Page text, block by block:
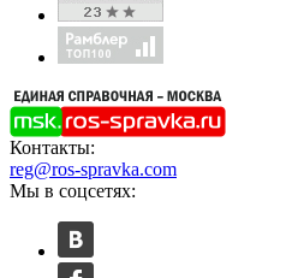
Контакты:
reg@ros-spravka.com
Мы в соцсетях: